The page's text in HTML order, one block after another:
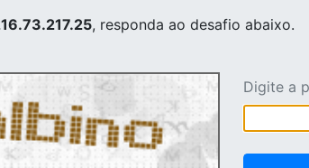
, responda ao desafio abaixo.
Digite a